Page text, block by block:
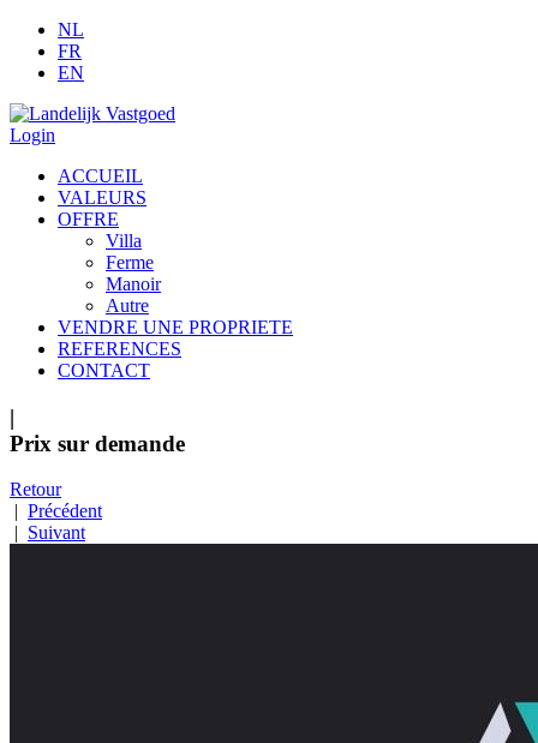
NL
FR
EN
Login
ACCUEIL
VALEURS
OFFRE
Villa
Ferme
Manoir
Autre
VENDRE UNE PROPRIETE
REFERENCES
CONTACT
|
Prix sur demande
Retour
| Précédent
| Suivant